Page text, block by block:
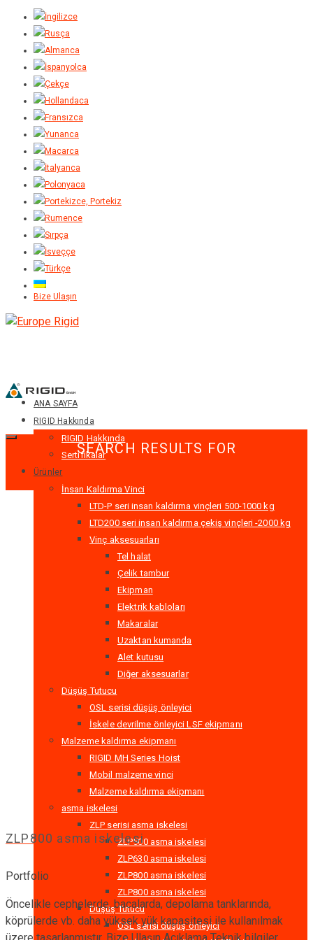
Bize Ulaşın
ANA SAYFA
RIGID Hakkında
RIGID Hakkında
Sertifikalar
Ürünler
İnsan Kaldırma Vinci
LTD-P seri insan kaldırma vinçleri 500-1000 kg
LTD200 seri insan kaldırma çekiş vinçleri -2000 kg
Vinç aksesuarları
Tel halat
Çelik tambur
Ekipman
Elektrik kabloları
Makaralar
Uzaktan kumanda
Alet kutusu
Diğer aksesuarlar
Düşüş Tutucu
OSL serisi düşüş önleyici
İskele devrilme önleyici LSF ekipmanı
Malzeme kaldırma ekipmanı
RIGID MH Series Hoist
Mobil malzeme vinci
Malzeme kaldırma ekipmanı
asma iskelesi
ZLP serisi asma iskelesi
ZLP500 asma iskelesi
ZLP630 asma iskelesi
ZLP800 asma iskelesi
ZLP800 asma iskelesi
Düşüş Tutucu
OSL serisi düşüş önleyici
SEARCH RESULTS FOR
ZLP800 asma iskelesi
Portfolio
Öncelikle cephelerde, bacalarda, depolama tanklarında,
köprülerde vb. daha yüksek yük kapasitesi ile kullanılmak